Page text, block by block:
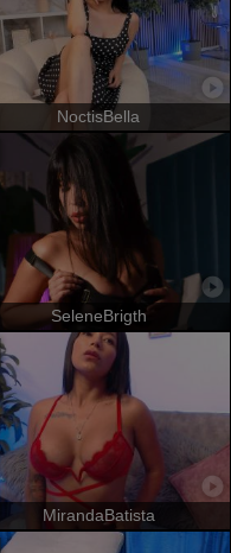
NoctisBella
SeleneBrigth
MirandaBatista